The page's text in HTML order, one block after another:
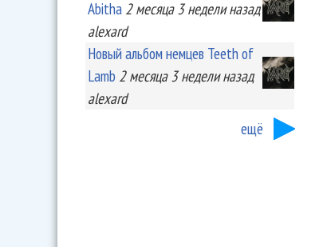
Abitha 2 месяца 3 неделиназад
alexard
Новый альбом немцев Teeth of
Lamb 2 месяца 3 неделиназад
alexard
ещё